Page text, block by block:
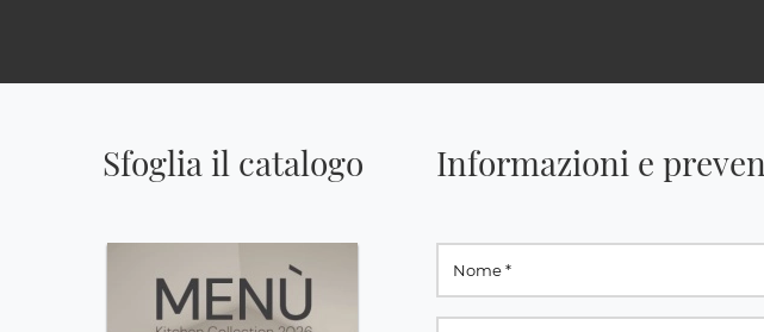
Sfoglia il catalogo Informazioni e